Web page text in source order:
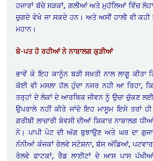
ਹਜਾਰਾਂ ਬੱਚੇ ਸੜਕਾਂ, ਗਲੀਆਂ ਅਤੇ ਮੁਹੱਲਿਆਂ ਵਿੱਚ
ਚੁਗਦੇ ਵੇਖੇ ਜਾ ਸਕਦੇ ਹਨ। ਅਤੇ ਅਸੀਂ ਹਾਲੀ ਵੀ ਕਹੀ
ਮਹਾਨ।
ਬੇ-ਪਤ ਹੋ ਰਹੀਆਂ ਨੇ ਨਾਬਾਲਗ ਕੁੜੀਆਂ
ਭਾਵੇਂ ਕੇ ਇਹ ਕਾਨੂੰਨ ਬੜੀ ਸਖ਼ਤੀ ਨਾਲ ਲਾਗੂ
ਕੋਈ ਵੀ ਮਸਲਾ ਹੱਲ ਹੁੰਦਾ ਨਜਰ ਨਹੀ ਆ ਰਿਹਾ,
ਤਰ੍ਹਾਂ ਦੇ ਲੋਕਾਂ ਦੇ ਆਰਥਿਕ ਜੀਵਨ ਨੂੰ ਉਚਾ ਚੁੱਕਣ
ਉਪਰਾਲੇ ਨਹੀਂ ਕੀਤੇ ਜਾਂਦੇ ਇਹ ਮਾਸੂਮ ਇਸੇ ਤਰਾਂ
ਗਰੀਬੀ ਲਾਚਾਰੀ ਬੇਵਸੀ ਦੀਆਂ ਸ਼ਿਕਾਰ ਨਾਬਾਲਗ
ਨੇ। ਪਾਪੀ ਪੇਟ ਦੀ ਅੱਗ ਬੁਝਾਉਣ ਅਤੇ ਘਰ ਦਾ
ਨੰਨੀਆਂ ਕੰਜਕਾਂ ਰੇਲਵੇ ਸਟੇਸ਼ਨਾ, ਬੱਸ ਅੱਡਿਆਂ,
ਰੇਲਵੇ ਫਾਟਕਾਂ, ਰੈਡ ਲਾਈਟਾਂ ਦੇ ਆਸ ਪਾਸ